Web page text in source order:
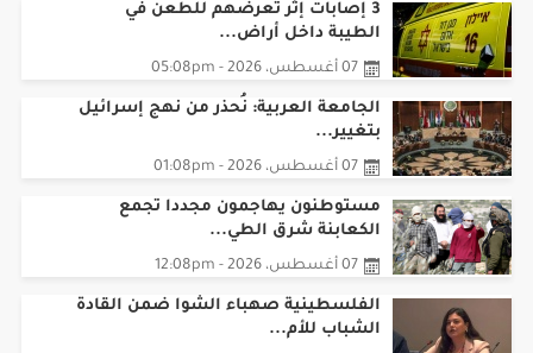
3 إصابات إثر تعرضهم للطعن في
الطيبة داخل أراض...
07 أغسطس، 2026 - 05:08pm
الجامعة العربية: نُحذر من نهج إسرائيل
بتغيير...
07 أغسطس، 2026 - 01:08pm
مستوطنون يهاجمون مجددا تجمع
الكعابنة شرق الطي...
07 أغسطس، 2026 - 12:08pm
الفلسطينية صهباء الشوا ضمن القادة
الشباب للأم...